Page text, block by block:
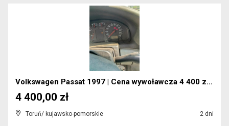
Volkswagen Passat 1997 | Cena wywoławcza 4 400 zł ...
Toruń/ kujawsko-pomorskie 2 dni
4 400,00 zł